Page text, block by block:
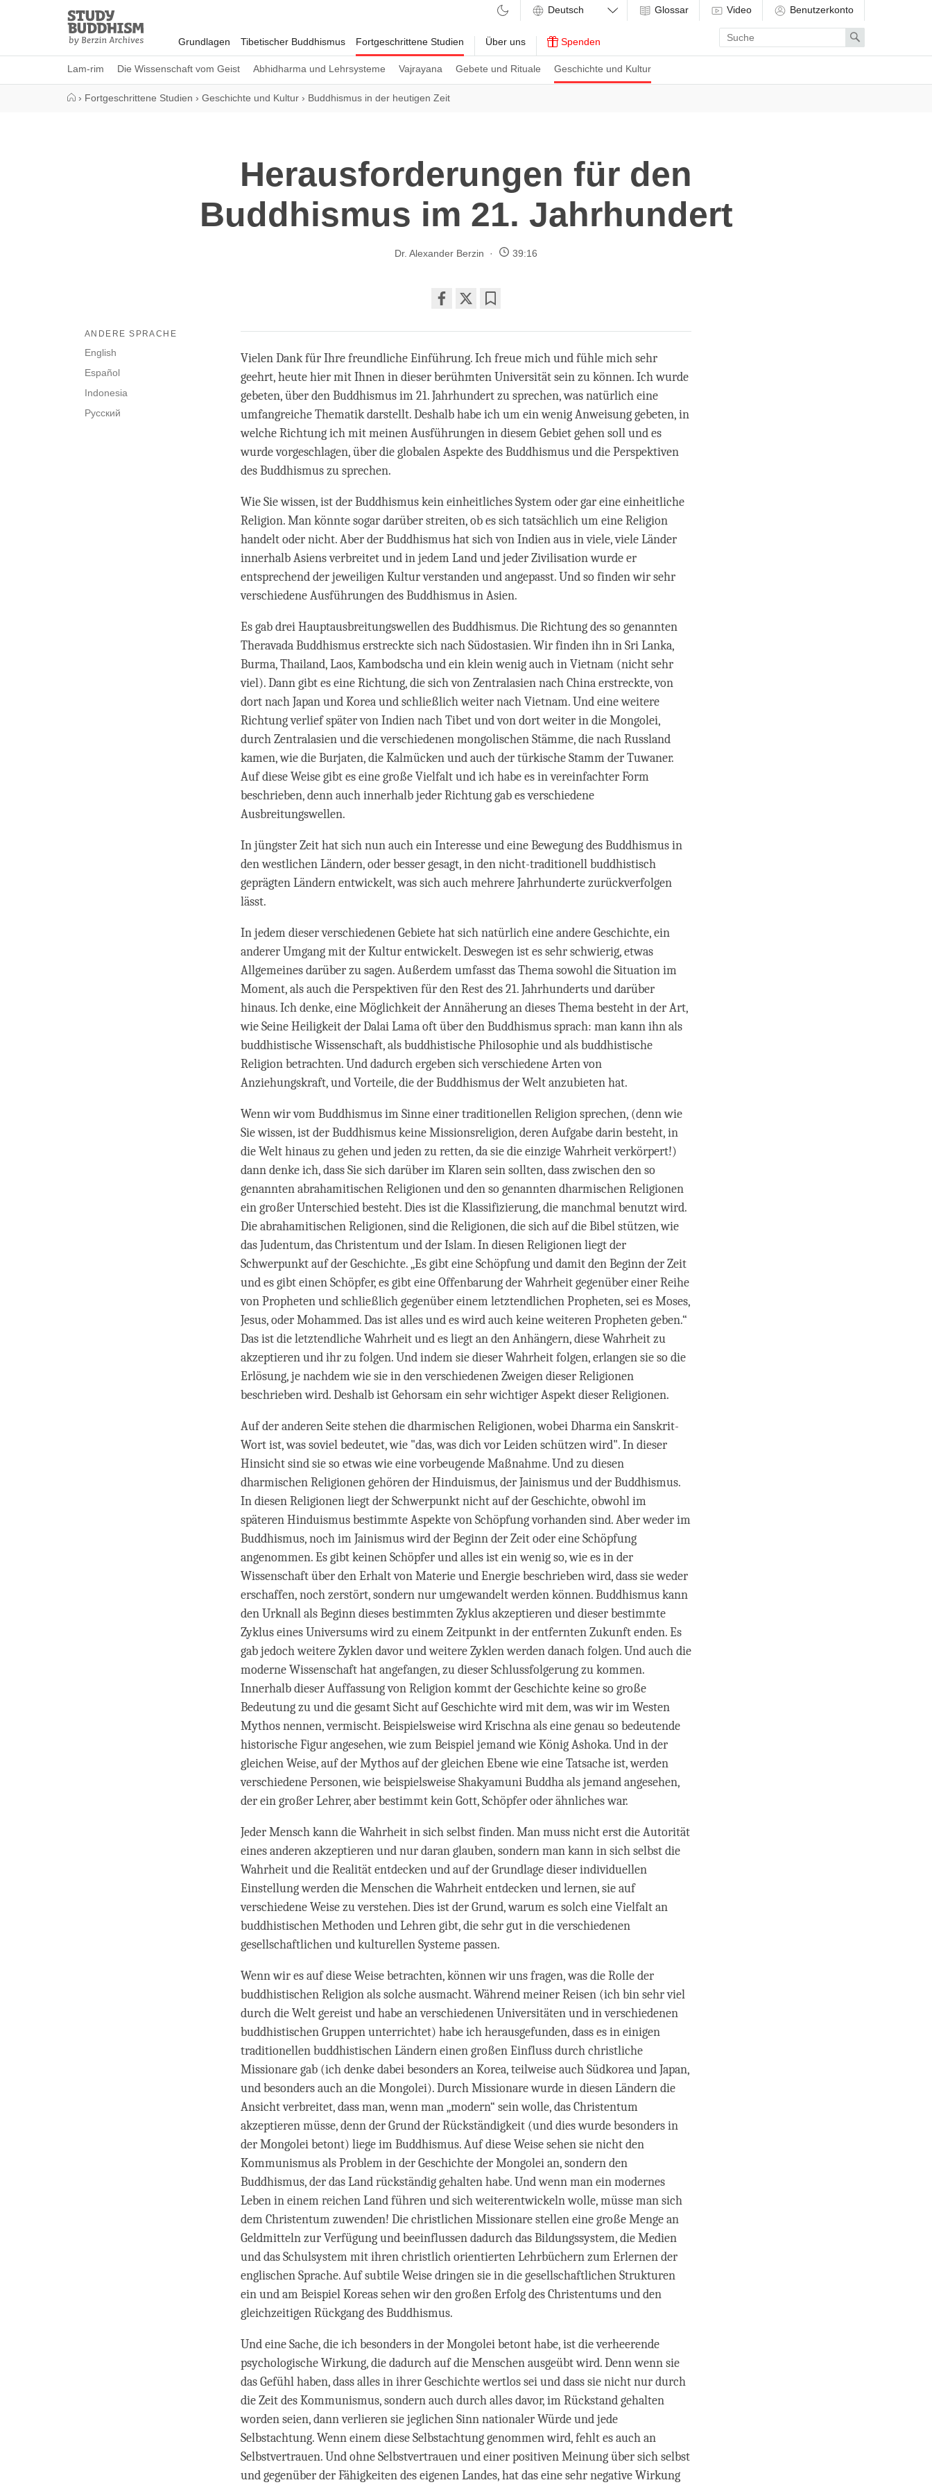
Study
Buddhism
Home
Grundlagen Tibetischer Buddhismus Fortgeschrittene Studien
Lam-rim Die Wissenschaft vom Geist Abhidharma und Lehrsysteme Vajrayana Gebete und Rituale Geschichte und Kultur
Über uns Spenden
Glossar Video Benutzerkonto
Enter
search
term
Search
› Fortgeschrittene Studien › Geschichte und Kultur › Buddhismus in der heutigen Zeit
Herausforderungen für den
Buddhismus im 21. Jahrhundert
Dr. Alexander Berzin 39:16
on
facebook
ANDERE SPRACHE
English
Español
Indonesia
Русский
Vielen Dank für Ihre freundliche Einführung. Ich freue mich und fühle mich sehr
geehrt, heute hier mit Ihnen in dieser berühmten Universität sein zu können. Ich wurde
gebeten, über den Buddhismus im 21. Jahrhundert zu sprechen, was natürlich eine
umfangreiche Thematik darstellt. Deshalb habe ich um ein wenig Anweisung gebeten, in
welche Richtung ich mit meinen Ausführungen in diesem Gebiet gehen soll und es
wurde vorgeschlagen, über die globalen Aspekte des Buddhismus und die Perspektiven
des Buddhismus zu sprechen.
Wie Sie wissen, ist der Buddhismus kein einheitliches System oder gar eine einheitliche
Religion. Man könnte sogar darüber streiten, ob es sich tatsächlich um eine Religion
handelt oder nicht. Aber der Buddhismus hat sich von Indien aus in viele, viele Länder
innerhalb Asiens verbreitet und in jedem Land und jeder Zivilisation wurde er
entsprechend der jeweiligen Kultur verstanden und angepasst. Und so finden wir sehr
verschiedene Ausführungen des Buddhismus in Asien.
Es gab drei Hauptausbreitungswellen des Buddhismus. Die Richtung des so genannten
Theravada Buddhismus erstreckte sich nach Südostasien. Wir finden ihn in Sri Lanka,
Burma, Thailand, Laos, Kambodscha und ein klein wenig auch in Vietnam (nicht sehr
viel). Dann gibt es eine Richtung, die sich von Zentralasien nach China erstreckte, von
dort nach Japan und Korea und schließlich weiter nach Vietnam. Und eine weitere
Richtung verlief später von Indien nach Tibet und von dort weiter in die Mongolei,
durch Zentralasien und die verschiedenen mongolischen Stämme, die nach Russland
kamen, wie die Burjaten, die Kalmücken und auch der türkische Stamm der Tuwaner.
Auf diese Weise gibt es eine große Vielfalt und ich habe es in vereinfachter Form
beschrieben, denn auch innerhalb jeder Richtung gab es verschiedene
Ausbreitungswellen.
In jüngster Zeit hat sich nun auch ein Interesse und eine Bewegung des Buddhismus in
den westlichen Ländern, oder besser gesagt, in den nicht-traditionell buddhistisch
geprägten Ländern entwickelt, was sich auch mehrere Jahrhunderte zurückverfolgen
lässt.
In jedem dieser verschiedenen Gebiete hat sich natürlich eine andere Geschichte, ein
anderer Umgang mit der Kultur entwickelt. Deswegen ist es sehr schwierig, etwas
Allgemeines darüber zu sagen. Außerdem umfasst das Thema sowohl die Situation im
Moment, als auch die Perspektiven für den Rest des 21. Jahrhunderts und darüber
hinaus. Ich denke, eine Möglichkeit der Annäherung an dieses Thema besteht in der Art,
wie Seine Heiligkeit der Dalai Lama oft über den Buddhismus sprach: man kann ihn als
buddhistische Wissenschaft, als buddhistische Philosophie und als buddhistische
Religion betrachten. Und dadurch ergeben sich verschiedene Arten von
Anziehungskraft, und Vorteile, die der Buddhismus der Welt anzubieten hat.
Wenn wir vom Buddhismus im Sinne einer traditionellen Religion sprechen, (denn wie
Sie wissen, ist der Buddhismus keine Missionsreligion, deren Aufgabe darin besteht, in
die Welt hinaus zu gehen und jeden zu retten, da sie die einzige Wahrheit verkörpert!)
dann denke ich, dass Sie sich darüber im Klaren sein sollten, dass zwischen den so
genannten abrahamitischen Religionen und den so genannten dharmischen Religionen
ein großer Unterschied besteht. Dies ist die Klassifizierung, die manchmal benutzt wird.
Die abrahamitischen Religionen, sind die Religionen, die sich auf die Bibel stützen, wie
das Judentum, das Christentum und der Islam. In diesen Religionen liegt der
Schwerpunkt auf der Geschichte. „Es gibt eine Schöpfung und damit den Beginn der Zeit
und es gibt einen Schöpfer, es gibt eine Offenbarung der Wahrheit gegenüber einer Reihe
von Propheten und schließlich gegenüber einem letztendlichen Propheten, sei es Moses,
Jesus, oder Mohammed. Das ist alles und es wird auch keine weiteren Propheten geben.“
Das ist die letztendliche Wahrheit und es liegt an den Anhängern, diese Wahrheit zu
akzeptieren und ihr zu folgen. Und indem sie dieser Wahrheit folgen, erlangen sie so die
Erlösung, je nachdem wie sie in den verschiedenen Zweigen dieser Religionen
beschrieben wird. Deshalb ist Gehorsam ein sehr wichtiger Aspekt dieser Religionen.
Auf der anderen Seite stehen die dharmischen Religionen, wobei Dharma ein Sanskrit-
Wort ist, was soviel bedeutet, wie "das, was dich vor Leiden schützen wird". In dieser
Hinsicht sind sie so etwas wie eine vorbeugende Maßnahme. Und zu diesen
dharmischen Religionen gehören der Hinduismus, der Jainismus und der Buddhismus.
In diesen Religionen liegt der Schwerpunkt nicht auf der Geschichte, obwohl im
späteren Hinduismus bestimmte Aspekte von Schöpfung vorhanden sind. Aber weder im
Buddhismus, noch im Jainismus wird der Beginn der Zeit oder eine Schöpfung
angenommen. Es gibt keinen Schöpfer und alles ist ein wenig so, wie es in der
Wissenschaft über den Erhalt von Materie und Energie beschrieben wird, dass sie weder
erschaffen, noch zerstört, sondern nur umgewandelt werden können. Buddhismus kann
den Urknall als Beginn dieses bestimmten Zyklus akzeptieren und dieser bestimmte
Zyklus eines Universums wird zu einem Zeitpunkt in der entfernten Zukunft enden. Es
gab jedoch weitere Zyklen davor und weitere Zyklen werden danach folgen. Und auch die
moderne Wissenschaft hat angefangen, zu dieser Schlussfolgerung zu kommen.
Innerhalb dieser Auffassung von Religion kommt der Geschichte keine so große
Bedeutung zu und die gesamt Sicht auf Geschichte wird mit dem, was wir im Westen
Mythos nennen, vermischt. Beispielsweise wird Krischna als eine genau so bedeutende
historische Figur angesehen, wie zum Beispiel jemand wie König Ashoka. Und in der
gleichen Weise, auf der Mythos auf der gleichen Ebene wie eine Tatsache ist, werden
verschiedene Personen, wie beispielsweise Shakyamuni Buddha als jemand angesehen,
der ein großer Lehrer, aber bestimmt kein Gott, Schöpfer oder ähnliches war.
Jeder Mensch kann die Wahrheit in sich selbst finden. Man muss nicht erst die Autorität
eines anderen akzeptieren und nur daran glauben, sondern man kann in sich selbst die
Wahrheit und die Realität entdecken und auf der Grundlage dieser individuellen
Einstellung werden die Menschen die Wahrheit entdecken und lernen, sie auf
verschiedene Weise zu verstehen. Dies ist der Grund, warum es solch eine Vielfalt an
buddhistischen Methoden und Lehren gibt, die sehr gut in die verschiedenen
gesellschaftlichen und kulturellen Systeme passen.
Wenn wir es auf diese Weise betrachten, können wir uns fragen, was die Rolle der
buddhistischen Religion als solche ausmacht. Während meiner Reisen (ich bin sehr viel
durch die Welt gereist und habe an verschiedenen Universitäten und in verschiedenen
buddhistischen Gruppen unterrichtet) habe ich herausgefunden, dass es in einigen
traditionellen buddhistischen Ländern einen großen Einfluss durch christliche
Missionare gab (ich denke dabei besonders an Korea, teilweise auch Südkorea und Japan,
und besonders auch an die Mongolei). Durch Missionare wurde in diesen Ländern die
Ansicht verbreitet, dass man, wenn man „modern“ sein wolle, das Christentum
akzeptieren müsse, denn der Grund der Rückständigkeit (und dies wurde besonders in
der Mongolei betont) liege im Buddhismus. Auf diese Weise sehen sie nicht den
Kommunismus als Problem in der Geschichte der Mongolei an, sondern den
Buddhismus, der das Land rückständig gehalten habe. Und wenn man ein modernes
Leben in einem reichen Land führen und sich weiterentwickeln wolle, müsse man sich
dem Christentum zuwenden! Die christlichen Missionare stellen eine große Menge an
Geldmitteln zur Verfügung und beeinflussen dadurch das Bildungssystem, die Medien
und das Schulsystem mit ihren christlich orientierten Lehrbüchern zum Erlernen der
englischen Sprache. Auf subtile Weise dringen sie in die gesellschaftlichen Strukturen
ein und am Beispiel Koreas sehen wir den großen Erfolg des Christentums und den
gleichzeitigen Rückgang des Buddhismus.
Und eine Sache, die ich besonders in der Mongolei betont habe, ist die verheerende
psychologische Wirkung, die dadurch auf die Menschen ausgeübt wird. Denn wenn sie
das Gefühl haben, dass alles in ihrer Geschichte wertlos sei und dass sie nicht nur durch
die Zeit des Kommunismus, sondern auch durch alles davor, im Rückstand gehalten
worden seien, dann verlieren sie jeglichen Sinn nationaler Würde und jede
Selbstachtung. Wenn einem diese Selbstachtung genommen wird, fehlt es auch an
Selbstvertrauen. Und ohne Selbstvertrauen und einer positiven Meinung über sich selbst
und gegenüber der Fähigkeiten des eigenen Landes, hat das eine sehr negative Wirkung